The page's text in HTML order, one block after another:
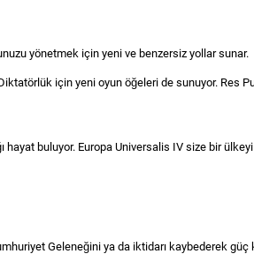
yönetmek için yeni ve benzersiz yollar sunar.
için yeni oyun öğeleri de sunuyor. Res
buluyor. Europa Universalis IV size bir
Geleneğini ya da iktidarı kaybederek güç